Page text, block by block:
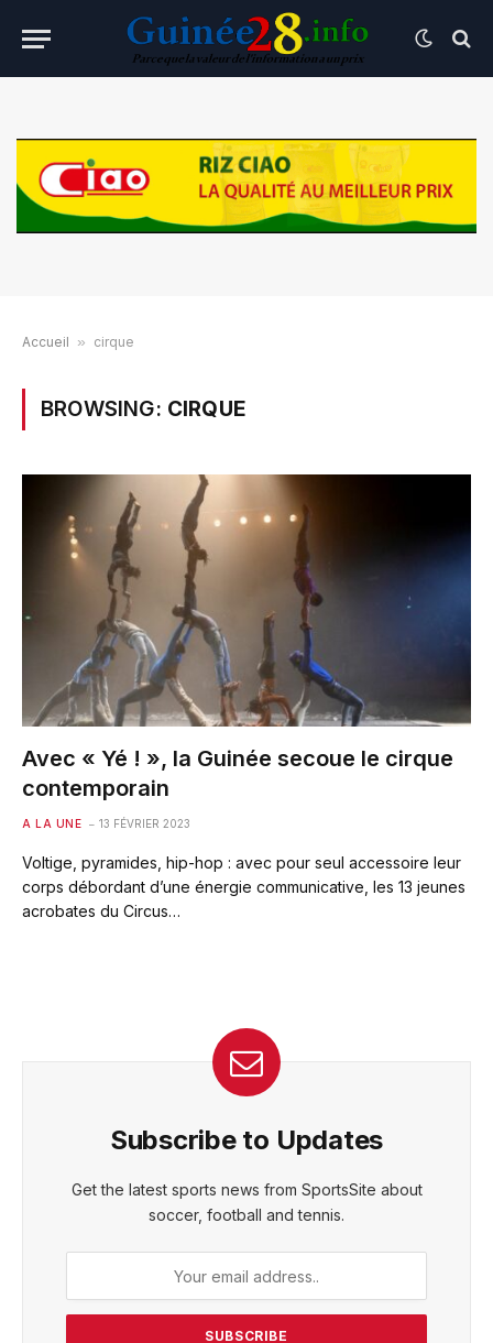
Accueil » cirque
BROWSING: CIRQUE
Avec « Yé ! », la Guinée secoue le cirque
contemporain
A LA UNE 13 FÉVRIER 2023
Voltige, pyramides, hip-hop : avec pour seul accessoire leur
corps débordant d’une énergie communicative, les 13 jeunes
acrobates du Circus…
Subscribe to Updates
Get the latest sports news from SportsSite about
soccer, football and tennis.